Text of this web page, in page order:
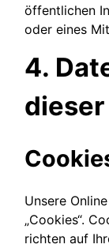
öffentlichen
oder eines
4.
Unsere
„Cookies“.
richten auf